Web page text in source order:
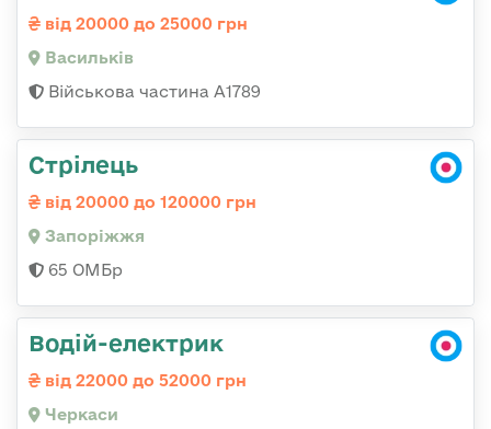
від 20000 до 25000 грн
Васильків
Військова частина А1789
Стрілець
від 20000 до 120000 грн
Запоріжжя
65 ОМБр
Водій-електрик
від 22000 до 52000 грн
Черкаси